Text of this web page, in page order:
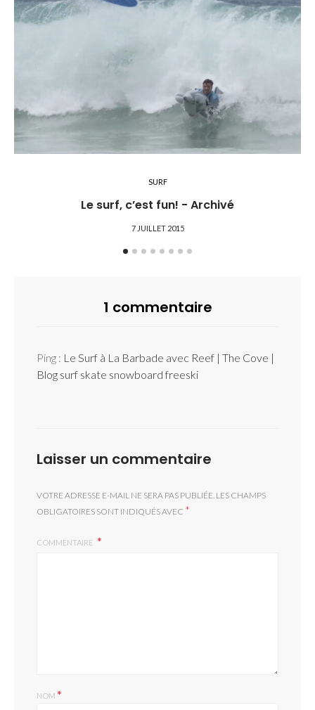
SURF
Le surf, c’est fun! - Archivé
7 JUILLET 2015
1 commentaire
Ping : Le Surf à La Barbade avec Reef | The Cove |
Blog surf skate snowboard freeski
Laisser un commentaire
VOTRE ADRESSE E-MAIL NE SERA PAS PUBLIÉE. LES CHAMPS
OBLIGATOIRES SONT INDIQUÉS AVEC *
COMMENTAIRE
NOM *